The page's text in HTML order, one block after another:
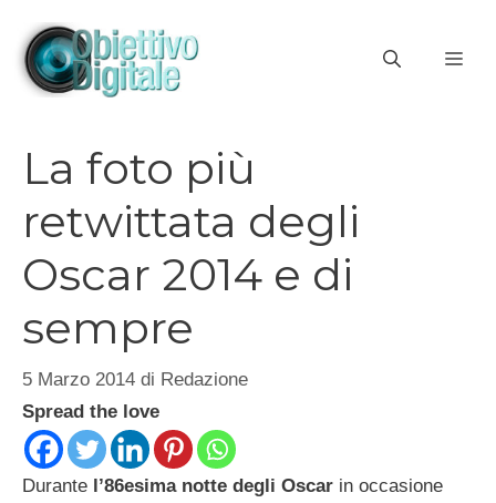
contenuto
La foto più
retwittata degli
Oscar 2014 e di
sempre
5 Marzo 2014 di Redazione
Spread the love
Durante l’86esima notte degli Oscar in occasione